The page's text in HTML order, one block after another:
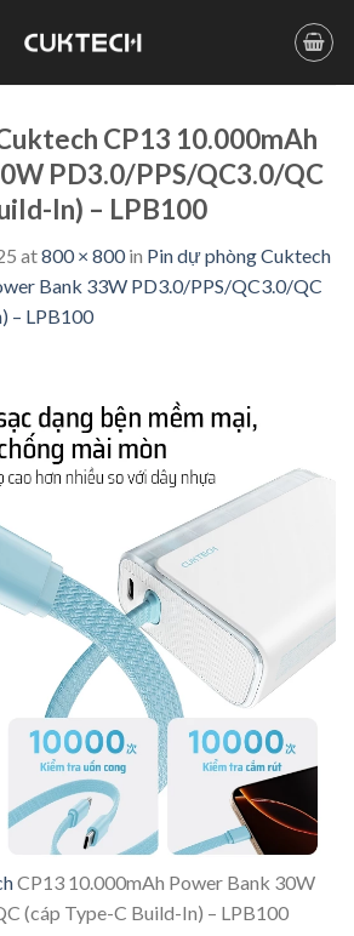
CP13 10.000mAh
PD3.0/PPS/QC3.0/QC
In) – LPB100
at800 × 800in Pin dự phòng Cuktech
Bank 33W PD3.0/PPS/QC3.0/QC
– LPB100
CP13 10.000mAh Power Bank 30W
(cáp Type-C Build-In) – LPB100